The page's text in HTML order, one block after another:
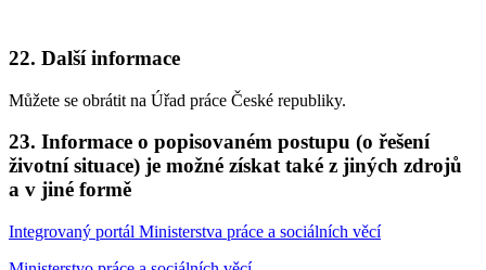
22. Další informace
Můžete se obrátit na Úřad práce České republiky.
23. Informace o popisovaném postupu (o řešení
životní situace) je možné získat také z jiných zdrojů
a v jiné formě
Integrovaný portál Ministerstva práce a sociálních věcí